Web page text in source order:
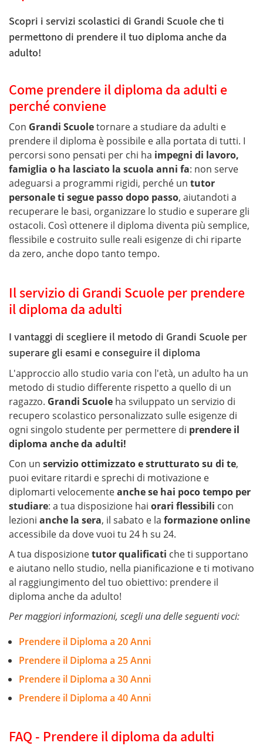
Scopri i servizi scolastici di Grandi Scuole che ti
permettono di prendere il tuo diploma anche da
adulto!
Come prendere il diploma da adulti e
perché conviene
Con Grandi Scuoletornare a studiare da adulti e
prendere il diploma è possibile e alla portata di tutti. I
percorsi sono pensati per chi ha impegni di lavoro,
famiglia o ha lasciato la scuola anni fa: non serve
adeguarsi a programmi rigidi, perché un tutor
personale ti segue passo dopo passo, aiutandoti a
recuperare le basi, organizzare lo studio e superare gli
ostacoli. Così ottenere il diploma diventa più semplice,
flessibile e costruito sulle reali esigenze di chi riparte
da zero, anche dopo tanto tempo.
Il servizio di Grandi Scuole per prendere
il diploma da adulti
I vantaggi di scegliere il metodo di Grandi Scuole per
superare gli esami e conseguire il diploma
L'approccio allo studio varia con l'età, un adulto ha un
metodo di studio differente rispetto a quello di un
ragazzo. Grandi Scuole ha sviluppato un servizio di
recupero scolastico personalizzato sulle esigenze di
ogni singolo studente per permettere di prendere il
diploma anche da adulti!
Con un servizio ottimizzato e strutturato su di te,
puoi evitare ritardi e sprechi di motivazione e
diplomarti velocementeanche se hai poco tempo per
studiare: a tua disposizione hai orari flessibili con
lezioni anche la sera, il sabato e la formazione online
accessibile da dove vuoi tu 24 h su 24.
A tua disposizionetutor qualificati che ti supportano
e aiutano nello studio, nella pianificazione e ti motivano
al raggiungimento del tuo obiettivo: prendere il
diploma anche da adulto!
Per maggiori informazioni, scegli una delle seguenti voci:
Prendere il Diploma a 20 Anni
Prendere il Diploma a 25 Anni
Prendere il Diploma a 30 Anni
Prendere il Diploma a 40 Anni
FAQ - Prendere il diploma da adulti